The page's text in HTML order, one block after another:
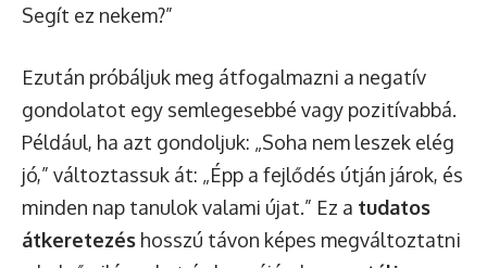
Segít ez nekem?”
Ezután próbáljuk meg átfogalmazni a negatív
gondolatot egy semlegesebbé vagy pozitívabbá.
Például, ha azt gondoljuk: „Soha nem leszek elég
jó,” változtassuk át: „Épp a fejlődés útján járok, és
minden nap tanulok valami újat.” Ez a tudatos
átkeretezés hosszú távon képes megváltoztatni